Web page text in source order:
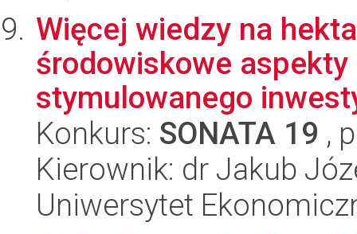
Więcej wiedzy na
środowiskowe
stymulowanego
Konkurs: SONATA 19 ,
Kierownik: dr Jakub
Uniwersytet